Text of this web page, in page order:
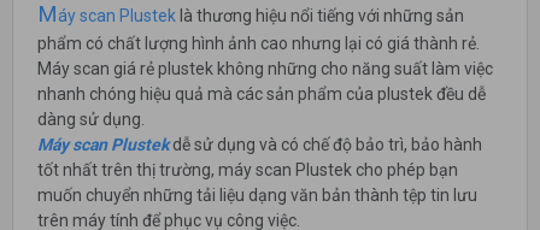
Máy scan Plustek là thương hiệu nổi tiếng với những sản
phẩm có chất lượng hình ảnh cao nhưng lại có giá thành rẻ.
Máy scan giá rẻ plustek không những cho năng suất làm việc
nhanh chóng hiệu quả mà các sản phẩm của plustek đều dễ
dàng sử dụng.
Máy scan Plustekdễ sử dụng và có chế độ bảo trì, bảo hành
tốt nhất trên thị trường, máy scan Plustek cho phép bạn
muốn chuyển những tải liệu dạng văn bản thành tệp tin lưu
trên máy tính để phục vụ công việc.